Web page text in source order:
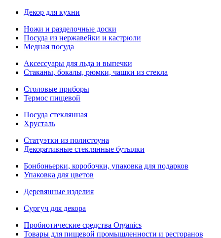
Декор для кухни
Ножи и разделочные доски
Посуда из нержавейки и кастрюли
Медная посуда
Аксессуары для льда и выпечки
Стаканы, бокалы, рюмки, чашки из стекла
Столовые приборы
Термос пищевой
Посуда стеклянная
Хрусталь
Статуэтки из полистоуна
Декоративные стеклянные бутылки
Бонбоньерки, коробочки, упаковка для подарков
Упаковка для цветов
Деревянные изделия
Сургуч для декора
Пробиотические средства Organics
Товары для пищевой промышленности и ресторанов